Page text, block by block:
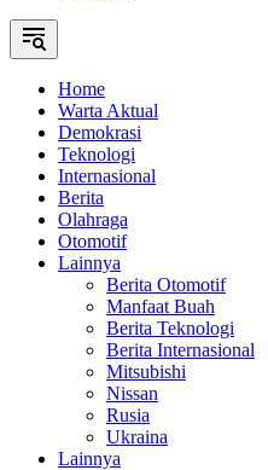
Home
Warta Aktual
Demokrasi
Teknologi
Internasional
Berita
Olahraga
Otomotif
Lainnya
Berita Otomotif
Manfaat Buah
Berita Teknologi
Berita Internasional
Mitsubishi
Nissan
Rusia
Ukraina
Lainnya